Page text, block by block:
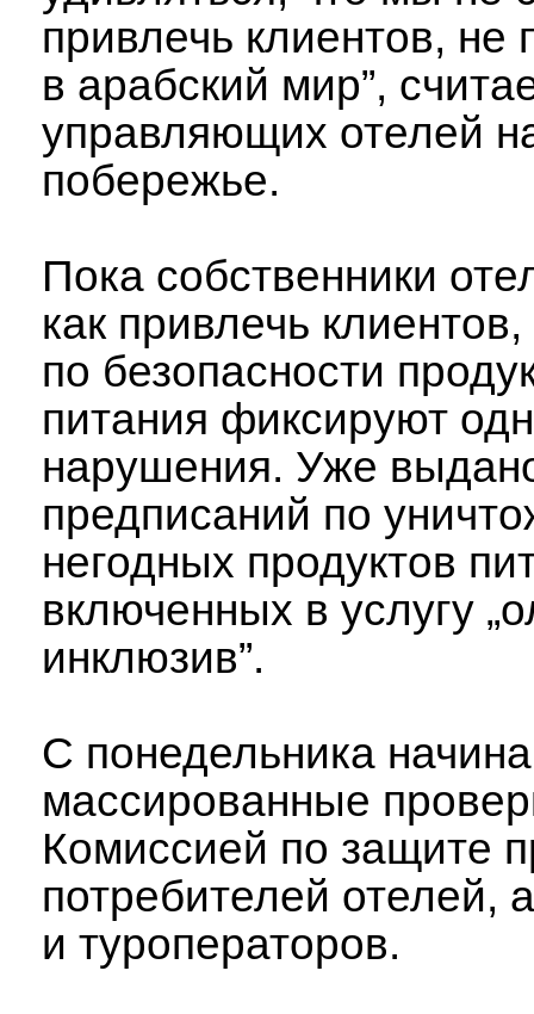
привлечь клиентов, не
в арабский мир”,
управляющих отелей
побережье.
Пока собственники
как привлечь клиентов,
по безопасности
питания фиксируют
нарушения. Уже
предписаний по
негодных продуктов
включенных в услугу
инклюзив”.
С понедельника
массированные
Комиссией по защите
потребителей отелей,
и туроператоров.